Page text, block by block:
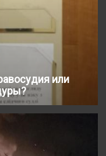
или